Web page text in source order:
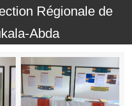
Régionale de
Abda